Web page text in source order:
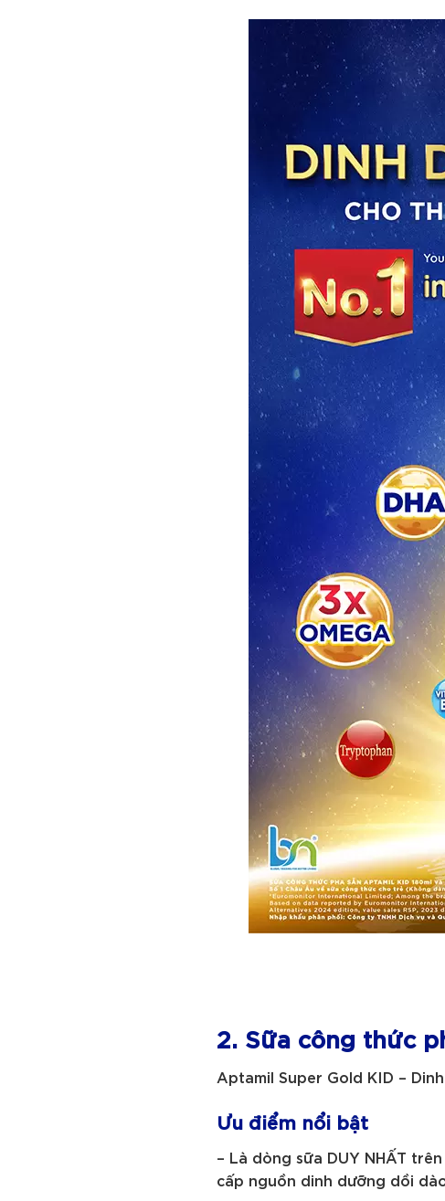
2. Sữa công thức
Aptamil Super Gold KID –
Ưu điểm nổi bật
– Là dòng sữa DUY NHẤT
cấp nguồn dinh dưỡng dồi